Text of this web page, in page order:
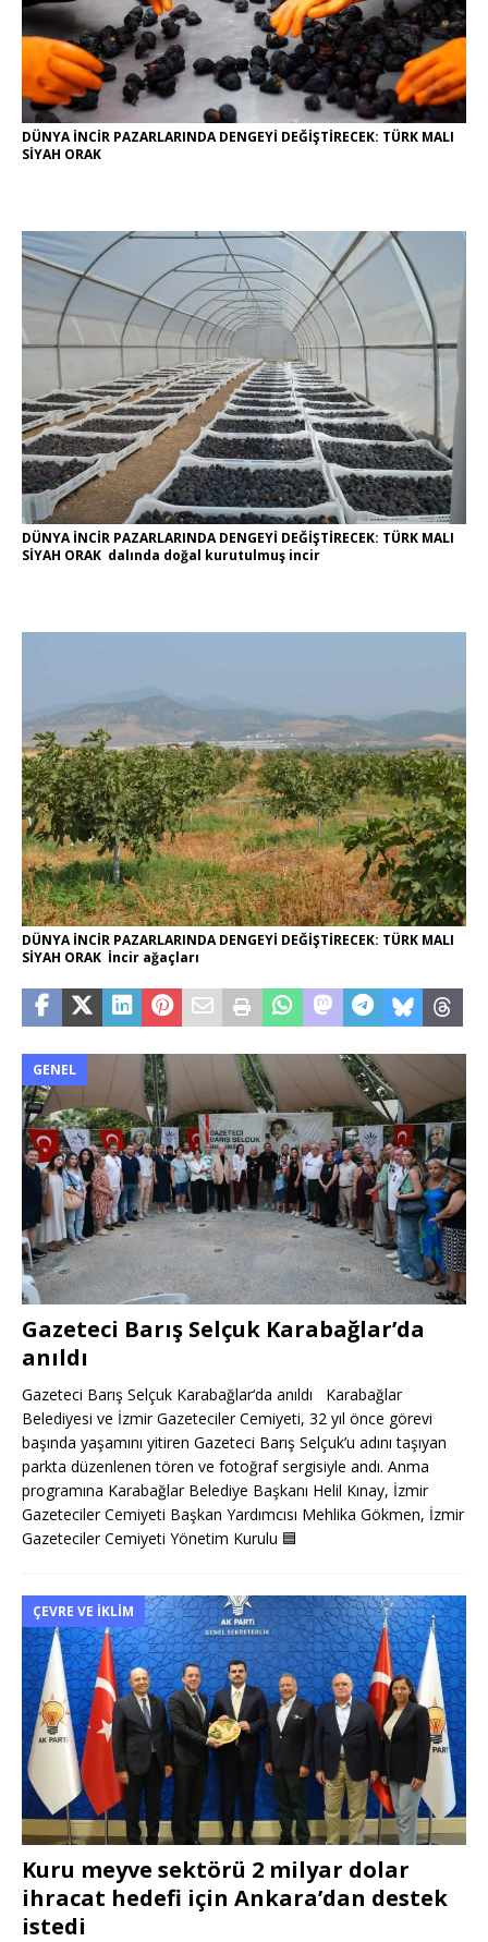
DÜNYA İNCİR PAZARLARINDA DENGEYİ DEĞİŞTİRECEK: TÜRK MALI
SİYAH ORAK
DÜNYA İNCİR PAZARLARINDA DENGEYİ DEĞİŞTİRECEK: TÜRK MALI
SİYAH ORAK dalında doğal kurutulmuş incir
DÜNYA İNCİR PAZARLARINDA DENGEYİ DEĞİŞTİRECEK: TÜRK MALI
SİYAH ORAK İncir ağaçları
GENEL
Gazeteci Barış Selçuk Karabağlar’da
anıldı
Gazeteci Barış Selçuk Karabağlar‘da anıldı Karabağlar
Belediyesi ve İzmir Gazeteciler Cemiyeti, 32 yıl önce görevi
başında yaşamını yitiren Gazeteci Barış Selçuk’u adını taşıyan
parkta düzenlenen tören ve fotoğraf sergisiyle andı. Anma
programına Karabağlar Belediye Başkanı Helil Kınay, İzmir
Gazeteciler Cemiyeti Başkan Yardımcısı Mehlika Gökmen, İzmir
Gazeteciler Cemiyeti Yönetim Kurulu 🟦
ÇEVRE VE İKLIM
Kuru meyve sektörü 2 milyar dolar
ihracat hedefi için Ankara’dan destek
istedi